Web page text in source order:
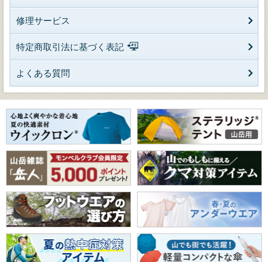
修理サービス
特定商取引法に基づく表記
よくある質問